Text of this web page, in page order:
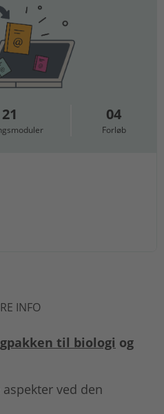
21 04
Forløb
INFO
til biologi og
ved den